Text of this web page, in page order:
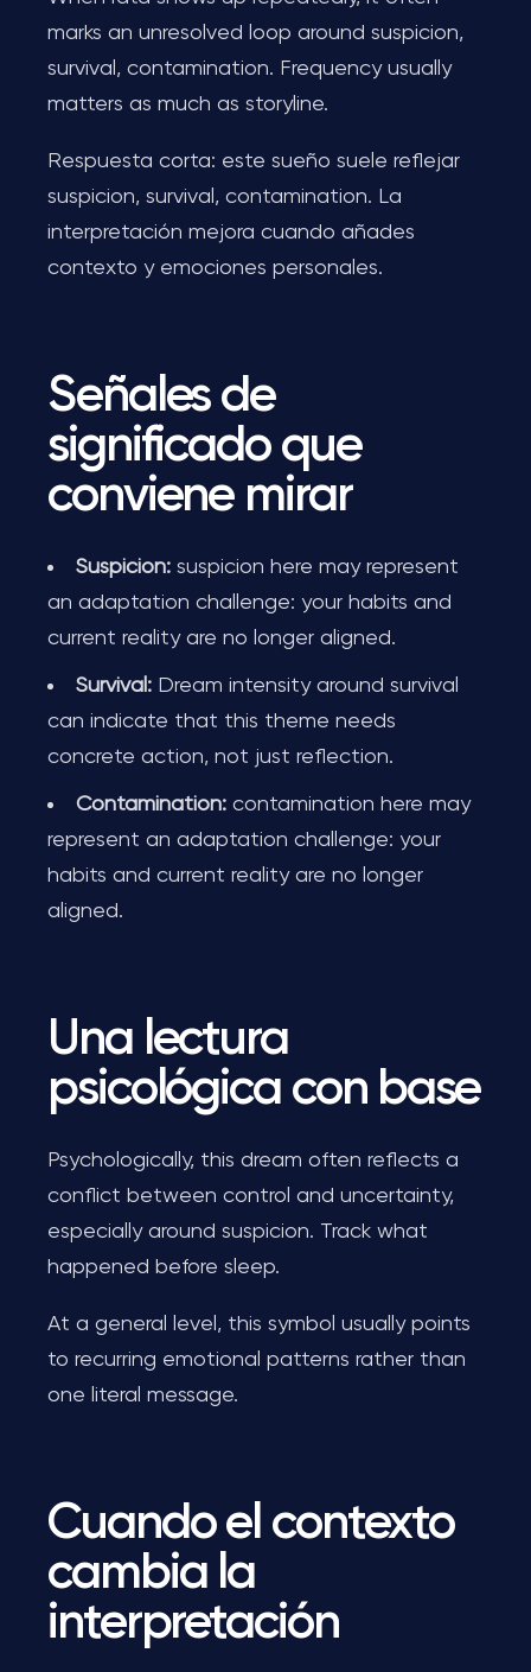
marks an unresolved loop around suspicion,
survival, contamination. Frequency usually
matters as much as storyline.
Respuesta corta: este sueño suele reflejar
suspicion, survival, contamination. La
interpretación mejora cuando añades
contexto y emociones personales.
Señales de
significado que
conviene mirar
Suspicion: suspicion here may represent
an adaptation challenge: your habits and
current reality are no longer aligned.
Survival: Dream intensity around survival
can indicate that this theme needs
concrete action, not just reflection.
Contamination: contamination here may
represent an adaptation challenge: your
habits and current reality are no longer
aligned.
Una lectura
psicológica con base
Psychologically, this dream often reflects a
conflict between control and uncertainty,
especially around suspicion. Track what
happened before sleep.
At a general level, this symbol usually points
to recurring emotional patterns rather than
one literal message.
Cuando el contexto
cambia la
interpretación